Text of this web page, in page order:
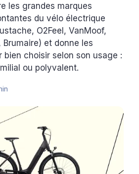
les grandes marques
du vélo électrique
O2Feel, VanMoof,
Brumaire) et donne les
bien choisir selon son usage :
ou polyvalent.